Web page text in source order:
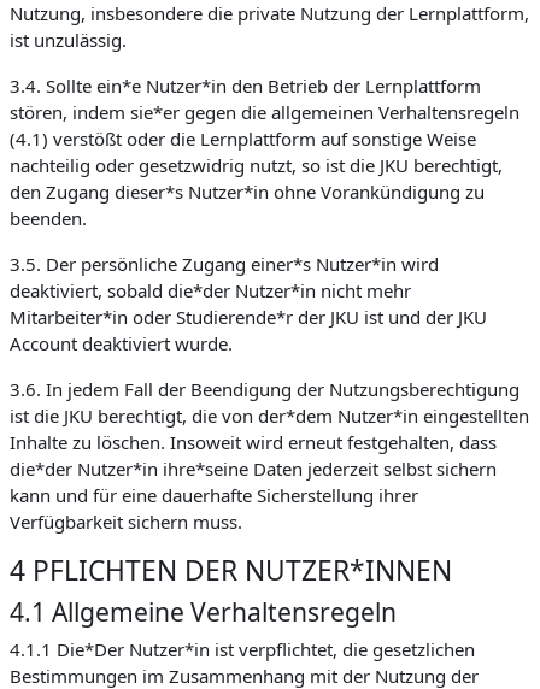
Nutzung, insbesondere die private Nutzung der Lernplattform,
ist unzulässig.
3.4. Sollte ein*e Nutzer*in den Betrieb der Lernplattform
stören, indem sie*er gegen die allgemeinen Verhaltensregeln
(4.1) verstößt oder die Lernplattform auf sonstige Weise
nachteilig oder gesetzwidrig nutzt, so ist die JKU berechtigt,
den Zugang dieser*s Nutzer*in ohne Vorankündigung zu
beenden.
3.5. Der persönliche Zugang einer*s Nutzer*in wird
deaktiviert, sobald die*der Nutzer*in nicht mehr
Mitarbeiter*in oder Studierende*r der JKU ist und der JKU
Account deaktiviert wurde.
3.6. In jedem Fall der Beendigung der Nutzungsberechtigung
ist die JKU berechtigt, die von der*dem Nutzer*in eingestellten
Inhalte zu löschen. Insoweit wird erneut festgehalten, dass
die*der Nutzer*in ihre*seine Daten jederzeit selbst sichern
kann und für eine dauerhafte Sicherstellung ihrer
Verfügbarkeit sichern muss.
4 PFLICHTEN DER NUTZER*INNEN
4.1 Allgemeine Verhaltensregeln
4.1.1 Die*Der Nutzer*in ist verpflichtet, die gesetzlichen
Bestimmungen im Zusammenhang mit der Nutzung der